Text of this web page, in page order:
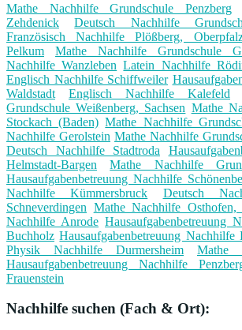
Mathe Nachhilfe Grundschule Penzberg
Zehdenick
Deutsch Nachhilfe
Französisch Nachhilfe Plößberg,
Pelkum
Mathe Nachhilfe Grundschule
Nachhilfe Wanzleben Latein Nachhilfe
Englisch Nachhilfe Schiffweiler
Waldstadt
Englisch Nachhilfe Kalefeld
Grundschule Weißenberg, Sachsen Mathe
Stockach (Baden) Mathe Nachhilfe
Nachhilfe Gerolstein Mathe Nachhilfe
Deutsch Nachhilfe Stadtroda
Helmstadt-Bargen
Mathe Nachhilfe
Hausaufgabenbetreuung Nachhilfe
Nachhilfe Kümmersbruck
Deutsch
Schneverdingen Mathe Nachhilfe Osthofen,
Nachhilfe Anrode Hausaufgabenbetreuung
Buchholz Hausaufgabenbetreuung
Physik Nachhilfe Durmersheim
Mathe
Hausaufgabenbetreuung Nachhilfe
Frauenstein
Nachhilfe suchen (Fach & Ort):